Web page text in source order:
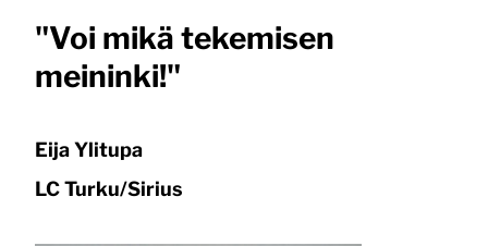
"Voi mikä tekemisen
meininki!"
Eija Ylitupa
LC Turku/Sirius